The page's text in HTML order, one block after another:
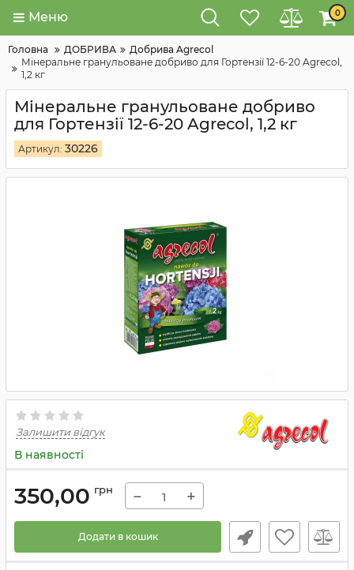
Меню 0
Головна ДОБРИВА
Добрива Agrecol
Мінеральне гранульоване добриво для Гортензії 12-6-20 Agrecol,
1,2 кг
Мінеральне гранульоване добриво
для Гортензії 12-6-20 Agrecol, 1,2 кг
Артикул: 30226
Залишити відгук
В наявності
350,00 грн − +
Додати в кошик